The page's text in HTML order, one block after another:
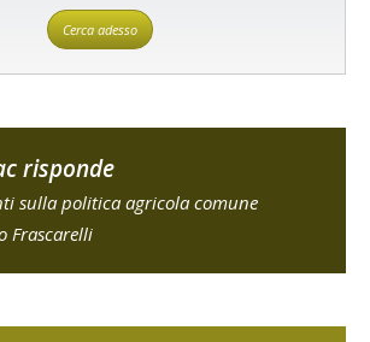
Cerca adesso
risponde
sulla politica agricola comune
Frascarelli